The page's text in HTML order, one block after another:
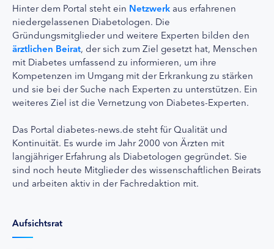
Hinter dem Portal steht ein Netzwerk aus erfahrenen
niedergelassenen Diabetologen. Die
Gründungsmitglieder und weitere Experten bilden den
ärztlichen Beirat, der sich zum Ziel gesetzt hat, Menschen
mit Diabetes umfassend zu informieren, um ihre
Kompetenzen im Umgang mit der Erkrankung zu stärken
und sie bei der Suche nach Experten zu unterstützen. Ein
weiteres Ziel ist die Vernetzung von Diabetes-Experten.
Das Portal diabetes-news.de steht für Qualität und
Kontinuität. Es wurde im Jahr 2000 von Ärzten mit
langjähriger Erfahrung als Diabetologen gegründet. Sie
sind noch heute Mitglieder des wissenschaftlichen Beirats
und arbeiten aktiv in der Fachredaktion mit.
Aufsichtsrat